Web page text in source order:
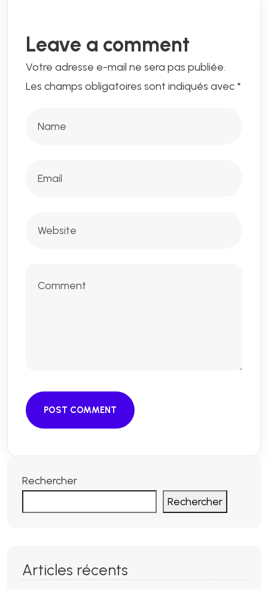
Leave a comment
Votre adresse e-mail ne sera pas publiée.
Les champs obligatoires sont indiqués avec *
POST COMMENT
Rechercher
Rechercher
Articles récents